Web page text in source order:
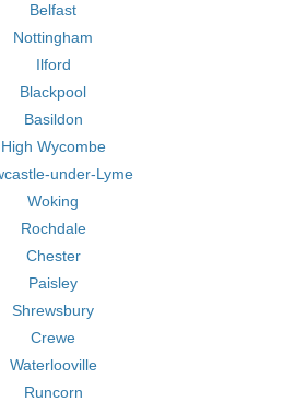
Belfast
Nottingham
Ilford
Blackpool
Basildon
High Wycombe
under-Lyme
Woking
Rochdale
Chester
Paisley
Shrewsbury
Crewe
Waterlooville
Runcorn